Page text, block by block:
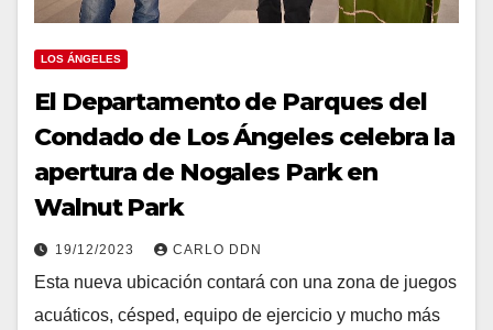
LOS ÁNGELES
El Departamento de Parques del
Condado de Los Ángeles celebra la
apertura de Nogales Park en
Walnut Park
19/12/2023 CARLO DDN
Esta nueva ubicación contará con una zona de juegos
acuáticos, césped, equipo de ejercicio y mucho más